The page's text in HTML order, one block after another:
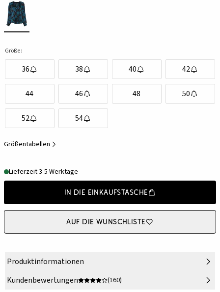
Größe:
36 38 40 42
44 46 48 50
52 54
Größentabellen
Lieferzeit 3-5 Werktage
In die Einkaufstasche
Auf die Wunschliste
Produktinformationen
Kundenbewertungen
(160)